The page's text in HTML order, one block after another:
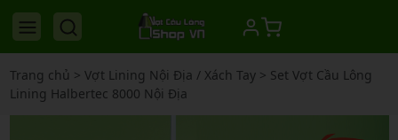
Trang chủ > Vợt Lining Nội Địa / Xách Tay> Set Vợt Cầu Lông
Lining Halbertec 8000 Nội Địa